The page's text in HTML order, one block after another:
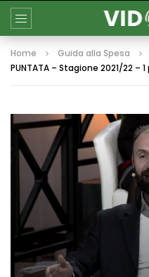
Home Guida alla Spesa
PUNTATA – Stagione 2021/22 – 1